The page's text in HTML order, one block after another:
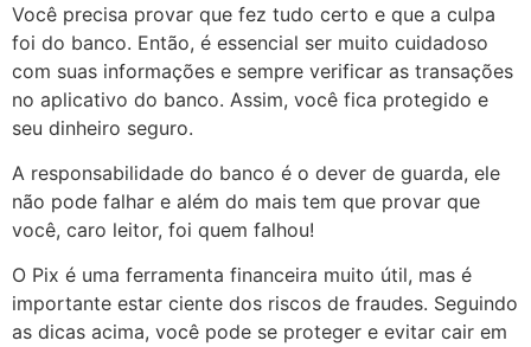
Você precisa provar que fez tudo certo e que a culpa
foi do banco. Então, é essencial ser muito cuidadoso
com suas informações e sempre verificar as transações
no aplicativo do banco. Assim, você fica protegido e
seu dinheiro seguro.
A responsabilidade do banco é o dever de guarda, ele
não pode falhar e além do mais tem que provar que
você, caro leitor, foi quem falhou!
O Pix é uma ferramenta financeira muito útil, mas é
importante estar ciente dos riscos de fraudes. Seguindo
as dicas acima, você pode se proteger e evitar cair em